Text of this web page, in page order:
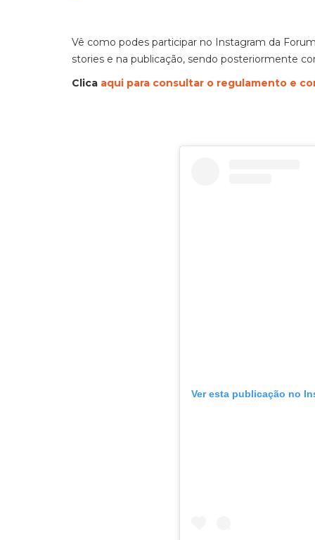
Vê como podes participar no Instagram da
stories e na publicação, sendo posteriormente
Clica aqui para consultar o regulamento e
Ver esta publicação no